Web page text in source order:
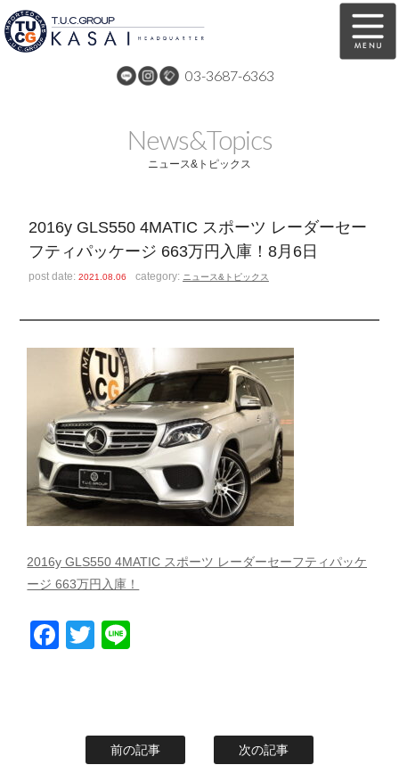
03-3687-6363
全国納車 特別作業
注文販売
スタッフ紹介 リクルート
お問い合わせ
スタッフblog 納車blog
ホーム T.U.C.GROUP
News&Topics
ニュース&トピックス
2016y GLS550 4MATIC スポーツ レーダーセー
フティパッケージ 663万円入庫！8月6日
post date:2021.08.06 category: ニュース&トピックス
2016y GLS550 4MATIC スポーツ レーダーセーフティパッケ
ージ 663万円入庫！
Facebook
Twitter
前の記事 次の記事